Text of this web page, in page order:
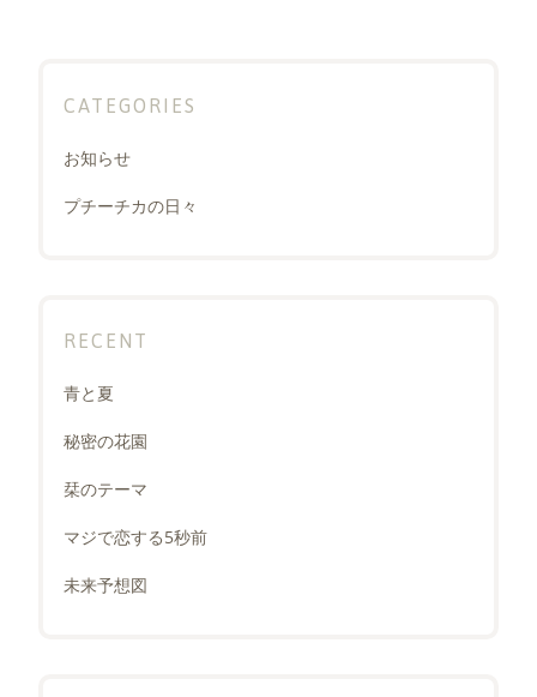
CATEGORIES
お知らせ
プチーチカの日々
RECENT
青と夏
秘密の花園
栞のテーマ
マジで恋する5秒前
未来予想図